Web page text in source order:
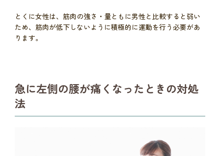
とくに女性は、筋肉の強さ・量ともに男性と比較すると弱い
ため、筋肉が低下しないように積極的に運動を行う必要があ
ります。
急に左側の腰が痛くなったときの対処
法